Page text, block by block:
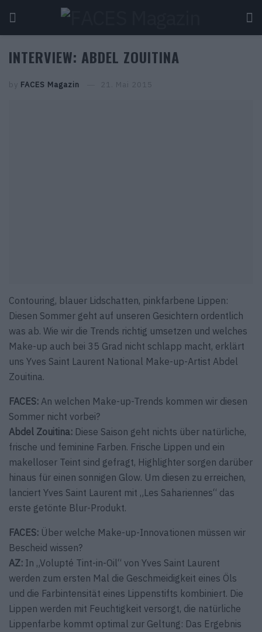
INTERVIEW: ABDEL ZOUITINA
by FACES Magazin 21. Mai 2015
Contouring, blauer Lidschatten, pinkfarbene Lippen:
Diesen Sommer geht auf unseren Gesichtern ordentlich
was ab. Wie wir die Trends richtig umsetzen und welches
Make-up auch bei 35 Grad nicht schlapp macht, erklärt
uns Yves Saint Laurent National Make-up-Artist Abdel
Zouitina.
FACES: An welchen Make-up-Trends kommen wir diesen
Sommer nicht vorbei?
Abdel Zouitina: Diese Saison geht nichts über natürliche,
frische und feminine Farben. Frische Lippen und ein
makelloser Teint sind gefragt, Highlighter sorgen darüber
hinaus für einen sonnigen Glow. Um diesen zu erreichen,
lanciert Yves Saint Laurent mit „Les Sahariennes“ das
erste getönte Blur-Produkt.
FACES: Über welche Make-up-Inno­vationen müssen wir
Bescheid wissen?
AZ: In „Volupté Tint-in-Oil“ von Yves Saint Laurent
werden zum ersten Mal die Geschmeidigkeit eines Öls
und die Farbintensität eines Lippenstifts kombiniert. Die
Lippen werden mit Feuchtigkeit versorgt, die natürliche
Lippenfarbe kommt optimal zur Geltung: Das Ergebnis